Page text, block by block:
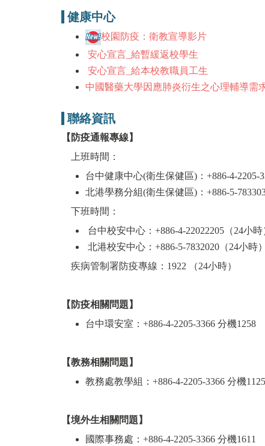
健康中心
校園防疫：衛教宣導影片
安心宣言_給暫緩返校學生
安心宣言_給本校教職員工生
中國醫藥大學因應肺炎衍生之心理輔導需
聯絡資訊
【防疫通報專線】
上班時間：
台中健康中心(衛生保健區)：+886-4-2205-
北港學務分組(衛生保健區)：+886-5-
下班時間：
台中校安中心：+886-4-22022205（24小時
北港校安中心：+886-5-7832020（24小時）
疾病管制署防疫專線：1922 （24小時）
【防疫相關問題 】
台中環安室：+886-4-2205-3366 分機1258
【教務相關問題】
教務處教學組：+886-4-2205-3366 分機1125
【境外生相關問題】
國際事務處：+886-4-2205-3366 分機1611